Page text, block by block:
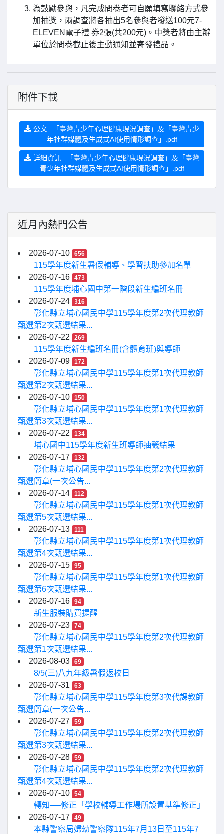
為鼓勵參與，凡完成問卷者可自願填寫聯絡方式參
加抽獎，兩調查將各抽出5名參與者發送100元7-
ELEVEN電子禮 券2張(共200元)。中獎者將由主辦
單位於問卷截止後主動通知並寄發禮品。
附件下載
公文─「臺灣青少年心理健康現況調查」及「臺灣青少
年社群媒體及生成式AI使用情形調查」.pdf
詳細資訊─「臺灣青少年心理健康現況調查」及「臺灣
青少年社群媒體及生成式AI使用情形調查」.pdf
近月內熱門公告
2026-07-10 656
115學年度新生暑假輔導、學習扶助參加名單
2026-07-16
473
115學年度埔心國中第一階段新生編班名冊
2026-07-24
316
彰化縣立埔心國民中學115學年度第2次代理教師
甄選第2次甄選結果...
2026-07-22
269
115學年度新生編班名冊(含體育班)與導師
2026-07-09
172
彰化縣立埔心國民中學115學年度第1次代理教師
甄選第2次甄選結果...
2026-07-10
150
彰化縣立埔心國民中學115學年度第1次代理教師
甄選第3次甄選結果...
2026-07-22
134
埔心國中115學年度新生班導師抽籤結果
2026-07-17
132
彰化縣立埔心國民中學115學年度第2次代理教師
甄選簡章(一次公告...
2026-07-14
112
彰化縣立埔心國民中學115學年度第1次代理教師
甄選第5次甄選結果...
2026-07-13
111
彰化縣立埔心國民中學115學年度第1次代理教師
甄選第4次甄選結果...
2026-07-15
95
彰化縣立埔心國民中學115學年度第1次代理教師
甄選第6次甄選結果...
2026-07-16
94
新生服裝購買提醒
2026-07-23
74
彰化縣立埔心國民中學115學年度第2次代理教師
甄選第1次甄選結果...
2026-08-03
69
8/5(三)八九年級暑假返校日
2026-07-31
63
彰化縣立埔心國民中學115學年度第3次代課教師
甄選簡章(一次公告...
2026-07-27
59
彰化縣立埔心國民中學115學年度第2次代理教師
甄選第3次甄選結果...
2026-07-28
59
彰化縣立埔心國民中學115學年度第2次代理教師
甄選第4次甄選結果...
2026-07-10
54
轉知──修正「學校輔導工作場所設置基準修正」
2026-07-17
49
本縣警察局婦幼警察隊115年7月13日至115年7